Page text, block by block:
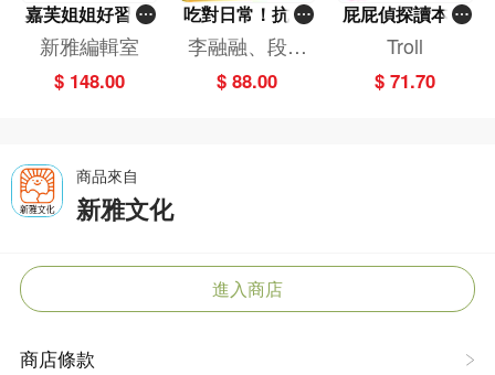
嘉芙姐姐好習慣
兒歌小手機
新雅編輯室
$ 148.00
吃對日常！抗炎
減糖飲食法
李融融、段佳
麗,黃梨煜、顧
凱辰
$ 88.00
屁屁偵探讀本(1
3)－－對決！怪
篇）
Troll
$ 71.70
商品來自
新雅文化
進入商店
商店條款